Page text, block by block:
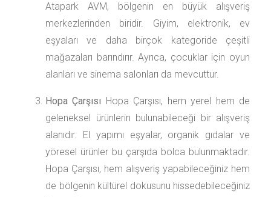
Atapark AVM, bölgenin en büyük alışveriş
merkezlerinden biridir. Giyim, elektronik, ev
eşyaları ve daha birçok kategoride çeşitli
mağazaları barındırır. Ayrıca, çocuklar için oyun
alanları ve sinema salonları da mevcuttur.
Hopa Çarşısı Hopa Çarşısı, hem yerel hem de
geleneksel ürünlerin bulunabileceği bir alışveriş
alanıdır. El yapımı eşyalar, organik gıdalar ve
yöresel ürünler bu çarşıda bolca bulunmaktadır.
Hopa Çarşısı, hem alışveriş yapabileceğiniz hem
de bölgenin kültürel dokusunu hissedebileceğiniz